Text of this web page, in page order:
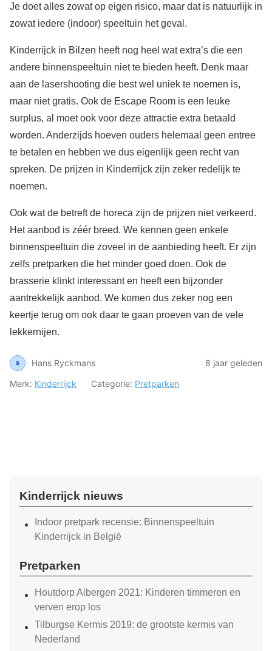
Je doet alles zowat op eigen risico, maar dat is natuurlijk in
zowat iedere (indoor) speeltuin het geval.
Kinderrijck in Bilzen heeft nog heel wat extra’s die een
andere binnenspeeltuin niet te bieden heeft. Denk maar
aan de lasershooting die best wel uniek te noemen is,
maar niet gratis. Ook de Escape Room is een leuke
surplus, al moet ook voor deze attractie extra betaald
worden. Anderzijds hoeven ouders helemaal geen entree
te betalen en hebben we dus eigenlijk geen recht van
spreken. De prijzen in Kinderrijck zijn zeker redelijk te
noemen.
Ook wat de betreft de horeca zijn de prijzen niet verkeerd.
Het aanbod is zéér breed. We kennen geen enkele
binnenspeeltuin die zoveel in de aanbieding heeft. Er zijn
zelfs pretparken die het minder goed doen. Ook de
brasserie klinkt interessant en heeft een bijzonder
aantrekkelijk aanbod. We komen dus zeker nog een
keertje terug om ook daar te gaan proeven van de vele
lekkernijen.
Hans Ryckmans
8 jaar geleden
Merk: Kinderrijck Categorie: Pretparken
Kinderrijck nieuws
Indoor pretpark recensie: Binnenspeeltuin
Kinderrijck in België
Pretparken
Houtdorp Albergen 2021: Kinderen timmeren en
verven erop los
Tilburgse Kermis 2019: de grootste kermis van
Nederland